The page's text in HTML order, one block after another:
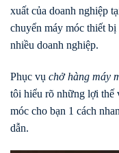
xuất của doanh nghiệp
chuyển máy móc thiết
nhiều doanh nghiệp.
Phục vụ chở hàng máy
tôi hiểu rõ những lợi thế
móc cho bạn 1 cách
dẫn.